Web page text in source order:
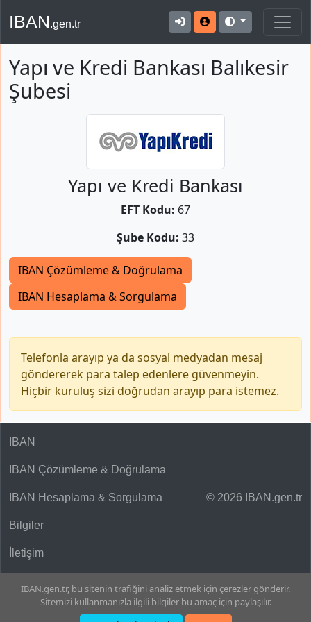
IBAN.gen.tr
Yapı ve Kredi Bankası Balıkesir
Şubesi
Yapı ve Kredi Bankası
EFT Kodu: 67
Şube Kodu: 33
IBAN Çözümleme & Doğrulama
IBAN Hesaplama & Sorgulama
Telefonla arayıp ya da sosyal medyadan mesaj
göndererek para talep edenlere güvenmeyin.
Hiçbir kuruluş sizi doğrudan arayıp para istemez.
© 2026 IBAN.gen.tr
IBAN
IBAN Çözümleme & Doğrulama
IBAN Hesaplama & Sorgulama
Bilgiler
İletişim
IBAN.gen.tr, bu sitenin trafiğini analiz etmek için çerezler gönderir.
Sitemizi kullanmanızla ilgili bilgiler bu amaç için paylaşılır.